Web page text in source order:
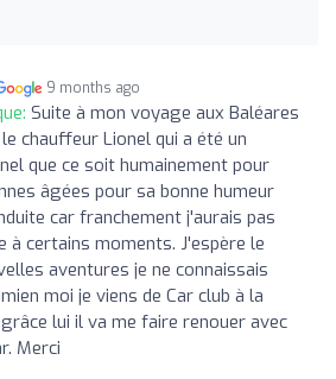
9 months ago
Suite à mon voyage aux Baléares
chauffeur Lionel qui a été un
que ce soit humainement pour
âgées pour sa bonne humeur
car franchement j'aurais pas
à certains moments. J'espère le
aventures je ne connaissais
moi je viens de Car club à la
lui il va me faire renouer avec
Merci